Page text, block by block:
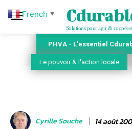
Solutions pour agir &
PHVA - L'essentiel
Le pouvoir & l'action locale
Cyrille Souche 14 août
French ▼